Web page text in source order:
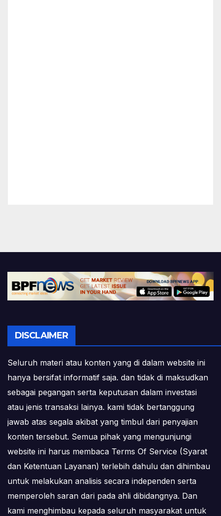
DISCLAIMER
Seluruh materi atau konten yang di dalam website ini
hanya bersifat informatif saja. dan tidak di maksudkan
sebagai pegangan serta keputusan dalam investasi
atau jenis transaksi lainya. kami tidak bertanggung
jawab atas segala akibat yang timbul dari penyajian
konten tersebut. Semua pihak yang mengunjungi
website ini harus membaca Terms Of Service (Syarat
dan Ketentuan Layanan) terlebih dahulu dan dihimbau
untuk melakukan analisis secara independen serta
memperoleh saran dari pada ahli dibidangnya. Dan
kami menghimbau kepada seluruh masyarakat untuk